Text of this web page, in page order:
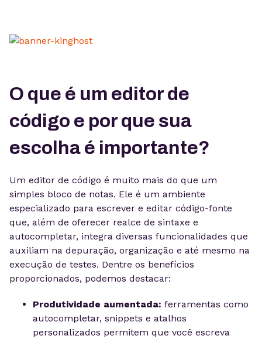
O que é um editor de
código e por que sua
escolha é importante?
Um editor de código é muito mais do que um
simples bloco de notas. Ele é um ambiente
especializado para escrever e editar código-fonte
que, além de oferecer realce de sintaxe e
autocompletar, integra diversas funcionalidades que
auxiliam na depuração, organização e até mesmo na
execução de testes. Dentre os benefícios
proporcionados, podemos destacar:
Produtividade aumentada: ferramentas como
autocompletar, snippets e atalhos
personalizados permitem que você escreva